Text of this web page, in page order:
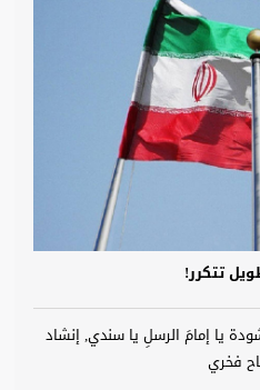
تتكرر!
يا إمامَ الرسلِ يا سندي, إنشاد
فخري